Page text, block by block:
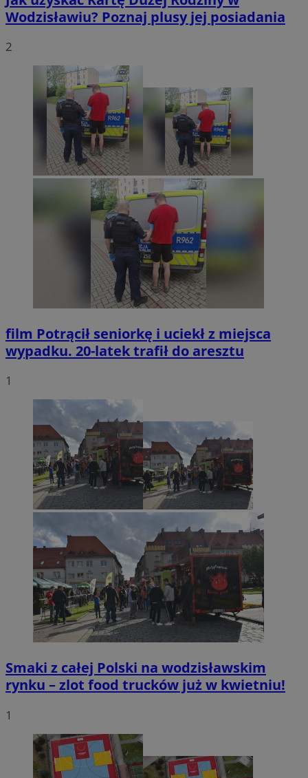
Wodzisławiu? Poznaj plusy jej posiadania
2
film Potrącił seniorkę i uciekł z miejsca
wypadku. 20-latek trafił do aresztu
1
Smaki z całej Polski na wodzisławskim
rynku – zlot food trucków już w kwietniu!
1